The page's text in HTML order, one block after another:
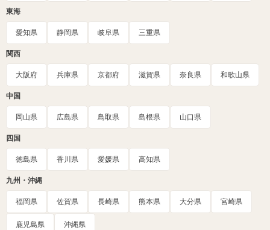
東海
愛知県 静岡県 岐阜県 三重県
関西
大阪府 兵庫県 京都府 滋賀県 奈良県 和歌山県
中国
岡山県 広島県 鳥取県 島根県 山口県
四国
徳島県 香川県 愛媛県 高知県
九州・沖縄
福岡県 佐賀県 長崎県 熊本県 大分県 宮崎県
鹿児島県 沖縄県